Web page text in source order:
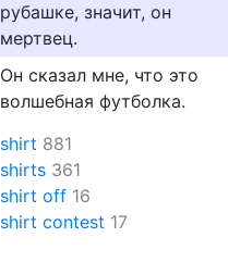
рубашке, значит, он
мертвец.
Он сказал мне, что это
волшебная футболка.
shirt 881
shirts 361
shirt off 16
shirt contest 17